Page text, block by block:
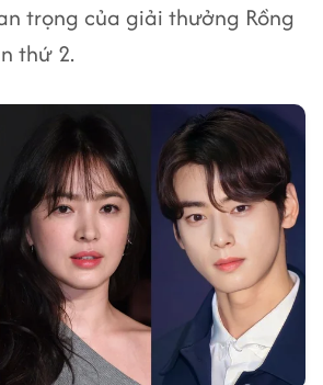
trọng của giải thưởng Rồng
thứ 2.